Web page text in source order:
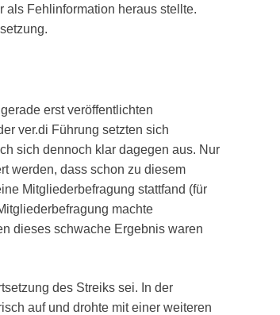
Fehlinformation heraus stellte.
erst veröffentlichten
ver.di Führung setzten sich
sich dennoch klar dagegen aus. Nur
werden, dass schon zu diesem
Mitgliederbefragung stattfand (für
machte
dieses schwache Ergebnis waren
des Streiks sei. In der
auf und drohte mit einer weiteren